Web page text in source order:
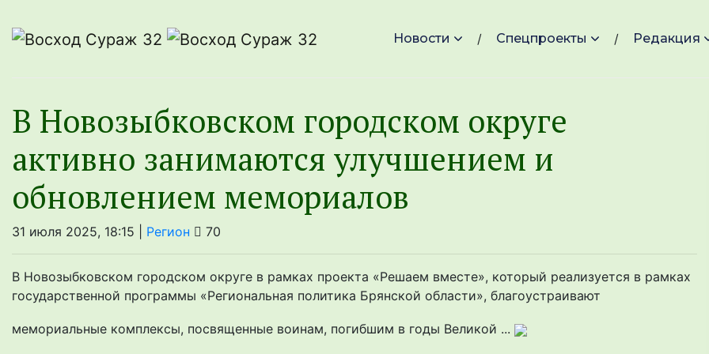
Новости Спецпроекты Редакция
В Новозыбковском городском округе
активно занимаются улучшением и
обновлением мемориалов
31 июля 2025, 18:15 | Регион 70
В Новозыбковском городском округе в рамках проекта «Решаем вместе», который реализуется в рамках
государственной программы «Региональная политика Брянской области», благоустраивают
мемориальные комплексы, посвященные воинам, погибшим в годы Великой ...